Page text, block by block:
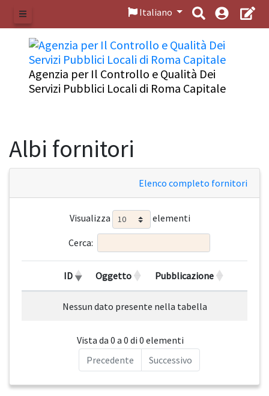
Menu
Italiano
Agenzia per Il Controllo e Qualità Dei
Servizi Pubblici Locali di Roma Capitale
Albi fornitori
Elenco completo fornitori
Visualizza elementi
Cerca:
ID Oggetto Pubblicazione
Nessun dato presente nella tabella
Vista da 0 a 0 di 0 elementi
Precedente
Successivo